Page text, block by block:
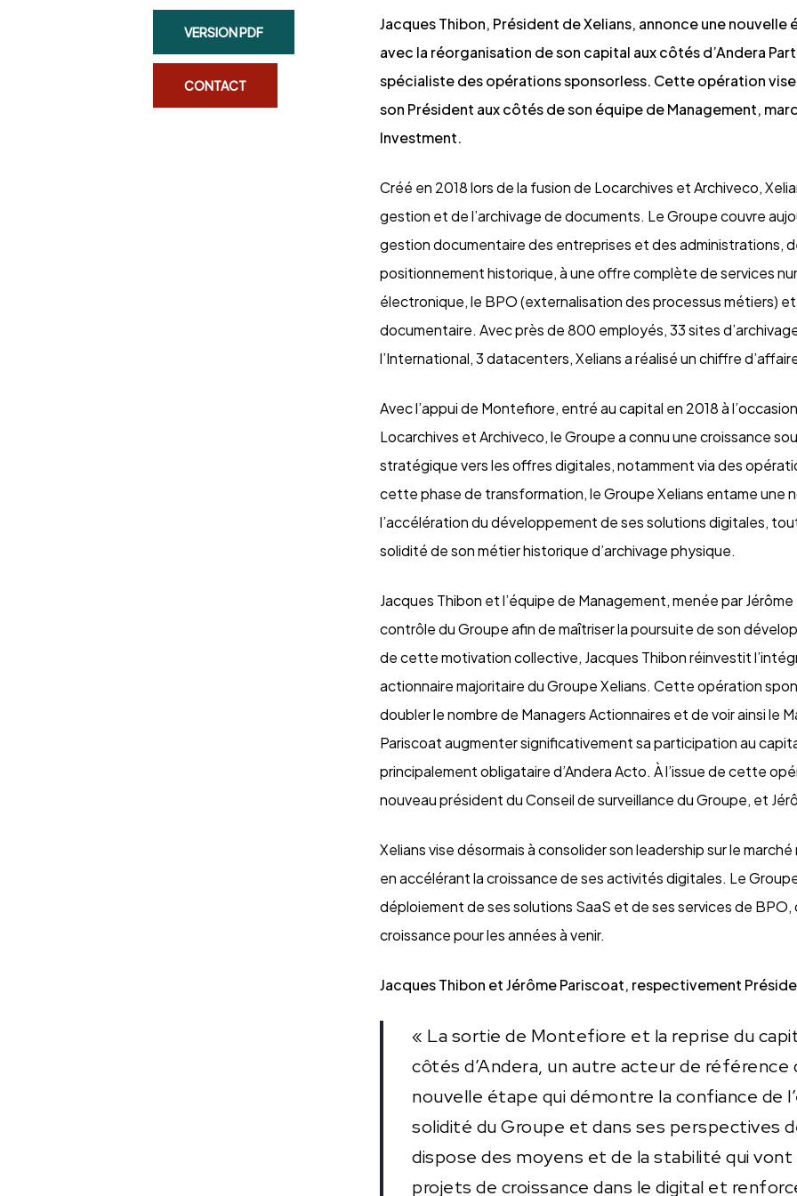
VERSION PDF
CONTACT
Jacques Thibon, Président de Xelians, annonce une
avec la réorganisation de son capital aux côtés d’Andera
spécialiste des opérations sponsorless. Cette opération
son Président aux côtés de son équipe de Management,
Investment.
Créé en 2018 lors de la fusion de Locarchives et Archiveco,
gestion et de l’archivage de documents. Le Groupe couvre
gestion documentaire des entreprises et des administrations,
positionnement historique, à une offre complète de services
électronique, le BPO (externalisation des processus métiers)
documentaire. Avec près de 800 employés, 33 sites
l’International, 3 datacenters, Xelians a réalisé un chiffre
Avec l’appui de Montefiore, entré au capital en 2018 à
Locarchives et Archiveco, le Groupe a connu une croissance
stratégique vers les offres digitales, notamment via des
cette phase de transformation, le Groupe Xelians entame une
l’accélération du développement de ses solutions digitales,
solidité de son métier historique d’archivage physique.
Jacques Thibon et l’équipe de Management, menée par
contrôle du Groupe afin de maîtriser la poursuite de son
de cette motivation collective, Jacques Thibon réinvestit
actionnaire majoritaire du Groupe Xelians. Cette opération
doubler le nombre de Managers Actionnaires et de voir ainsi le
Pariscoat augmenter significativement sa participation au
principalement obligataire d’Andera Acto. À l’issue de cette
nouveau président du Conseil de surveillance du Groupe, et
Xelians vise désormais à consolider son leadership sur le
en accélérant la croissance de ses activités digitales. Le
déploiement de ses solutions SaaS et de ses services de
croissance pour les années à venir.
Jacques Thibon et Jérôme Pariscoat, respectivement
« La sortie de Montefiore et la reprise du
côtés d’Andera, un autre acteur de
nouvelle étape qui démontre la confiance de
solidité du Groupe et dans ses perspectives
dispose des moyens et de la stabilité qui
projets de croissance dans le digital et